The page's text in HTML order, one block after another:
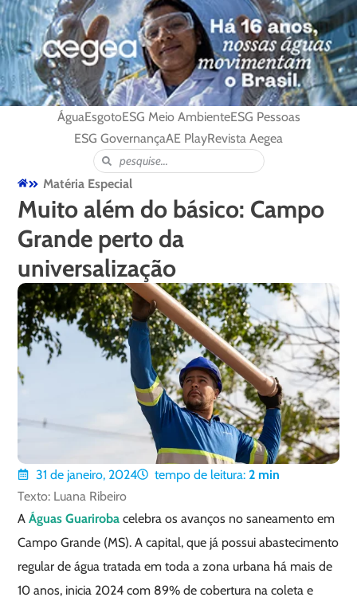
ÁguaEsgotoESG Meio AmbienteESG Pessoas
ESG GovernançaAE PlayRevista Aegea
Matéria Especial
Muito além do básico: Campo
Grande perto da
universalização
31 de janeiro, 2024 tempo de leitura: 2 min
Texto: Luana Ribeiro
AÁguas Guariroba celebra os avanços no saneamento em
Campo Grande (MS). A capital, que já possui abastecimento
regular de água tratada em toda a zona urbana há mais de
10 anos, inicia 2024 com 89% de cobertura na coleta e